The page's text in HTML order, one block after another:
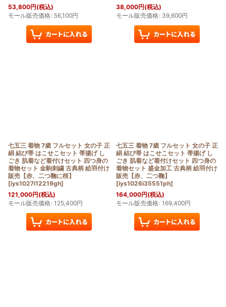
53,800円(税込)
モール販売価格: 56,100円
38,000円(税込)
モール販売価格: 39,600円
七五三 着物 7歳 フルセット 女の子 正
絹 結び帯 はこせこセット 帯揚げ し
ごき 肌着など着付けセット 四つ身の
着物セット 金駒刺繍 古典柄 絵羽付け
販売【赤、二つ鞠に桜】
[iys1027i12219gh]
121,000円(税込)
モール販売価格: 125,400円
七五三 着物 7歳 フルセット 女の子 正
絹 結び帯 はこせこセット 帯揚げ し
ごき 肌着など着付けセット 四つ身の
着物セット 盛金加工 古典柄 絵羽付け
販売【赤、二つ鞠】
[iys1026i35551ph]
164,000円(税込)
モール販売価格: 169,400円